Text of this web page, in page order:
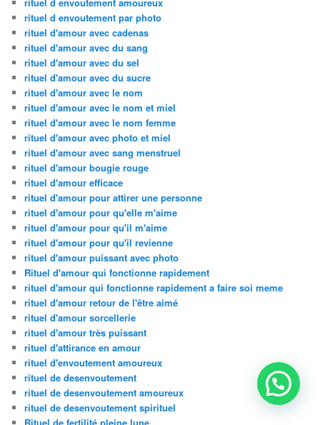
rituel d envoutement par photo
rituel d'amour avec cadenas
rituel d'amour avec du sang
rituel d'amour avec du sel
rituel d'amour avec du sucre
rituel d'amour avec le nom
rituel d'amour avec le nom et miel
rituel d'amour avec le nom femme
rituel d'amour avec photo et miel
rituel d'amour avec sang menstruel
rituel d'amour bougie rouge
rituel d'amour efficace
rituel d'amour pour attirer une personne
rituel d'amour pour qu'elle m'aime
rituel d'amour pour qu'il m'aime
rituel d'amour pour qu'il revienne
rituel d'amour puissant avec photo
Rituel d'amour qui fonctionne rapidement
rituel d'amour qui fonctionne rapidement a faire soi meme
rituel d'amour retour de l'être aimé
rituel d'amour sorcellerie
rituel d'amour très puissant
rituel d'attirance en amour
rituel d'envoutement amoureux
rituel de desenvoutement
rituel de desenvoutement amoureux
rituel de desenvoutement spirituel